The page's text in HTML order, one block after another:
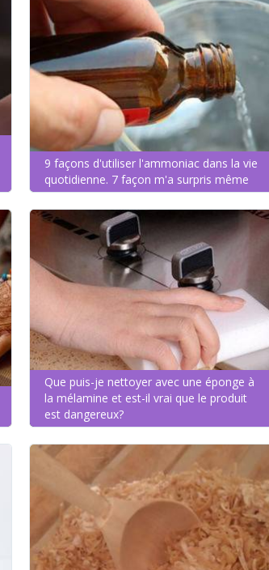
9 façons d'utiliser l'ammoniac dans la vie
quotidienne. 7 façon m'a surpris même
Que puis-je nettoyer avec une éponge à
la mélamine et est-il vrai que le produit
est dangereux?